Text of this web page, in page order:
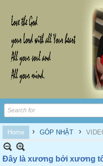
Home › GÓP NHẶT ›
Đây là xương bởi xương